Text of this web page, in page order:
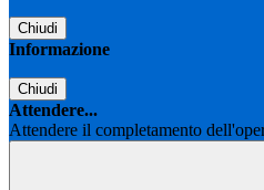
Chiudi
Informazione
Chiudi
Attendere...
Attendere il completamento